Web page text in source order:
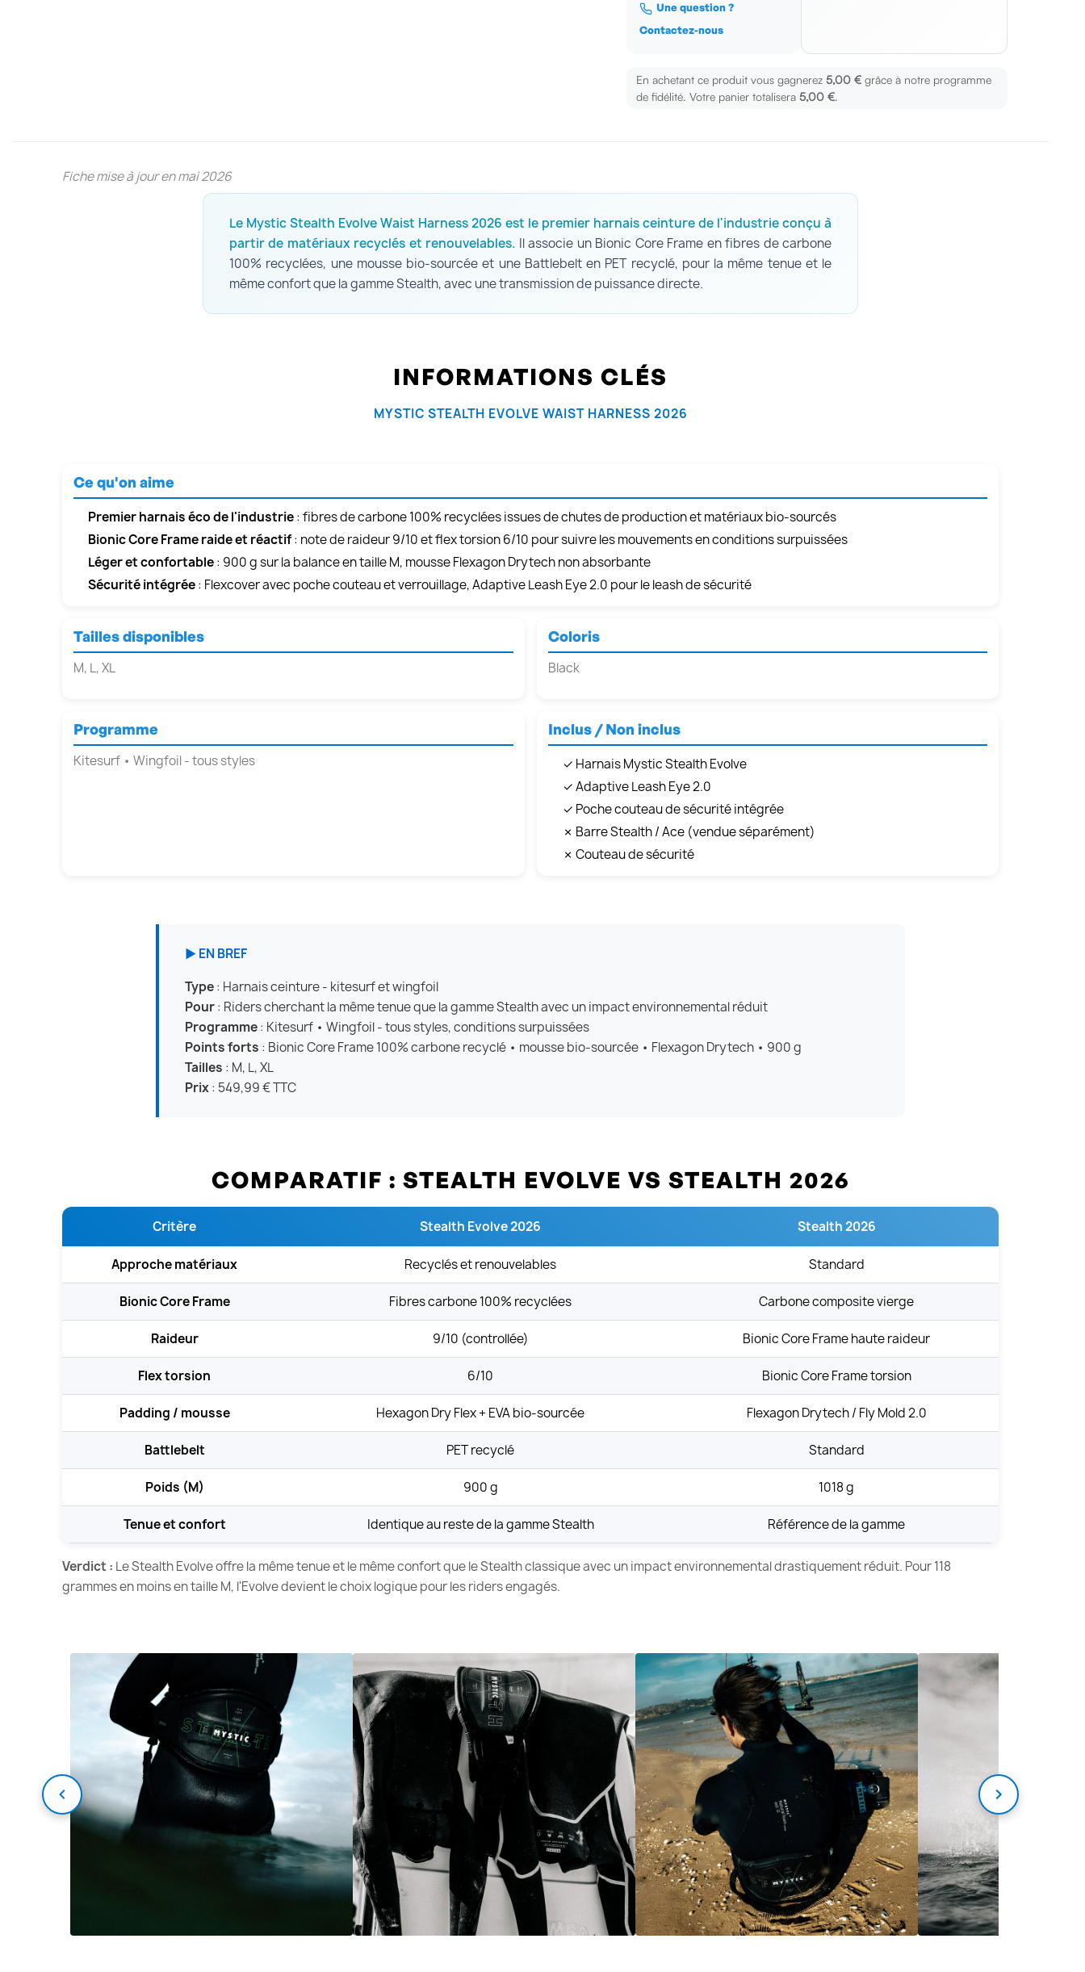
Une question ?
Contactez-nous
En achetant ce produit vous gagnerez 5,00 € grâce à notre programme
de fidélité. Votre panier totalisera 5,00 €.
Fiche mise à jour en mai 2026
Le Mystic Stealth Evolve Waist Harness 2026 est le premier harnais ceinture de l'industrie conçu à
partir de matériaux recyclés et renouvelables. Il associe un Bionic Core Frame en fibres de carbone
100% recyclées, une mousse bio-sourcée et une Battlebelt en PET recyclé, pour la même tenue et le
même confort que la gamme Stealth, avec une transmission de puissance directe.
INFORMATIONS CLÉS
MYSTIC STEALTH EVOLVE WAIST HARNESS 2026
Ce qu'on aime
Premier harnais éco de l'industrie: fibres de carbone 100% recyclées issues de chutes de production et matériaux bio-sourcés
Bionic Core Frame raide et réactif: note de raideur 9/10 et flex torsion 6/10 pour suivre les mouvements en conditions surpuissées
Léger et confortable: 900 g sur la balance en taille M, mousse Flexagon Drytech non absorbante
Sécurité intégrée: Flexcover avec poche couteau et verrouillage, Adaptive Leash Eye 2.0 pour le leash de sécurité
Tailles disponibles
M, L, XL
Coloris
Black
Programme
Kitesurf • Wingfoil - tous styles
Inclus / Non inclus
✓ Harnais Mystic Stealth Evolve
✓ Adaptive Leash Eye 2.0
✓ Poche couteau de sécurité intégrée
✗ Barre Stealth / Ace (vendue séparément)
✗ Couteau de sécurité
▶ EN BREF
Type: Harnais ceinture - kitesurf et wingfoil
Pour: Riders cherchant la même tenue que la gamme Stealth avec un impact environnemental réduit
Programme: Kitesurf • Wingfoil - tous styles, conditions surpuissées
Points forts : Bionic Core Frame 100% carbone recyclé • mousse bio-sourcée • Flexagon Drytech • 900 g
Tailles : M, L, XL
Prix: 549,99 € TTC
COMPARATIF : STEALTH EVOLVE VS STEALTH 2026
Critère Stealth Evolve 2026 Stealth 2026
Approche matériaux Recyclés et renouvelables Standard
Bionic Core Frame Fibres carbone 100% recyclées Carbone composite vierge
Raideur 9/10 (controllée) Bionic Core Frame haute raideur
Flex torsion 6/10 Bionic Core Frame torsion
Padding / mousse Hexagon Dry Flex + EVA bio-sourcée Flexagon Drytech / Fly Mold 2.0
Battlebelt PET recyclé Standard
Poids (M) 900 g 1018 g
Tenue et confort Identique au reste de la gamme Stealth Référence de la gamme
Verdict : Le Stealth Evolve offre la même tenue et le même confort que le Stealth classique avec un impact environnemental drastiquement réduit. Pour 118
grammes en moins en taille M, l'Evolve devient le choix logique pour les riders engagés.